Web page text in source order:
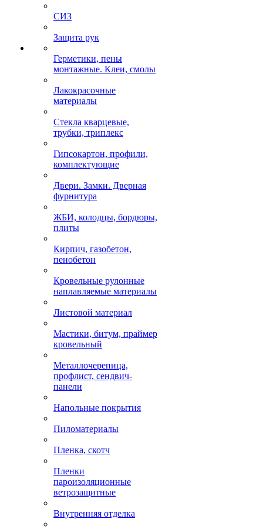
СИЗ
Защита рук
Герметики, пены
монтажные. Клеи, смолы
Лакокрасочные
материалы
Стекла кварцевые,
трубки, триплекс
Гипсокартон, профили,
комплектующие
Двери. Замки. Дверная
фурнитура
ЖБИ, колодцы, бордюры,
плиты
Кирпич, газобетон,
пенобетон
Кровельные рулонные
наплавляемые материалы
Листовой материал
Мастики, битум, праймер
кровельный
Металлочерепица,
профлист, сендвич-
панели
Напольные покрытия
Пиломатериалы
Пленка, скотч
Пленки
пароизоляционные
ветрозащитные
Внутренняя отделка